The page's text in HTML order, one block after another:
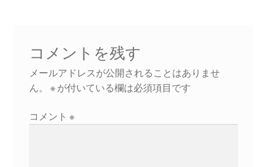
2024.10.13 映画「決断」上映と講演会を開催
2025.3.23第14回原発ゼロへのカウントダウンinかわさ
き集会開催
2026.3.15 第１５回原発ゼロへのカウントダウンinか
シ
ョ
ン
コメントを残す
メールアドレスが公開されることはありませ
ん。
※が付いている欄は必須項目です
コメント ※